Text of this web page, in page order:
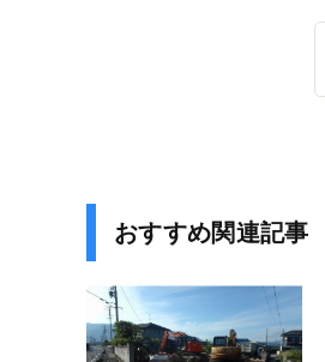
おすすめ関連記事